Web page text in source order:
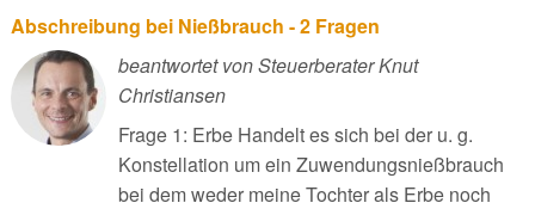
Abschreibung bei Nießbrauch - 2 Fragen
beantwortet von Steuerberater Knut
Christiansen
Frage 1: Erbe Handelt es sich bei der u. g.
Konstellation um ein Zuwendungsnießbrauch
bei dem weder meine Tochter als Erbe noch